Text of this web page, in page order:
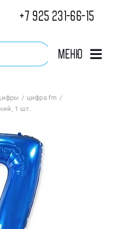
+7 925 231-66-15
Меню
цифра fm
1 шт.